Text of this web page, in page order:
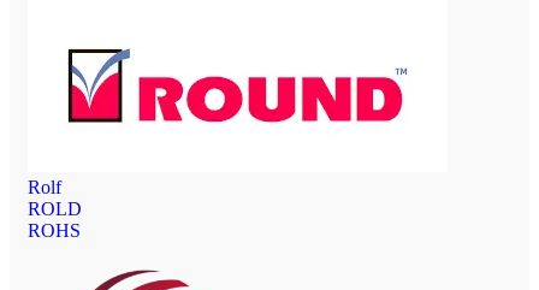
Rolf
ROLD
ROHS